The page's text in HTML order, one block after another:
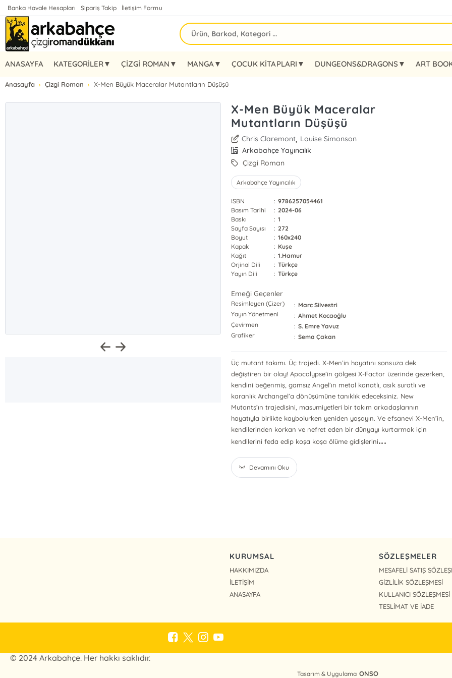
Banka Havale Hesapları Sipariş Takip İletişim Formu
ANASAYFA KATEGORİLER▼ ÇİZGİ ROMAN▼ MANGA▼ ÇOCUK KİTAPLARI▼ DUNGEONS&DRAGONS▼ ART
Anasayfa Çizgi Roman X-Men Büyük Maceralar Mutantların Düşüşü
X-Men Büyük Maceralar
Mutantların Düşüşü
Chris Claremont, Louise Simonson
Arkabahçe Yayıncılık
Çizgi Roman
Arkabahçe Yayıncılık
ISBN : 9786257054461
Basım Tarihi
: 2024-06
Baskı
: 1
Sayfa Sayısı
: 272
Boyut
: 160x240
Kapak
: Kuşe
Kağıt
: 1.Hamur
Orjinal Dili
: Türkçe
Yayın Dili
: Türkçe
Emeği Geçenler
Resimleyen (Çizer) : Marc Silvestri
Yayın Yönetmeni
: Ahmet Kocaoğlu
Çevirmen
: S. Emre Yavuz
Grafiker
: Sema Çakan
Üç mutant takımı. Üç trajedi. X-Men’in hayatını sonsuza dek
değiştiren bir olay! Apocalypse’in gölgesi X-Factor üzerinde gezerken,
kendini beğenmiş, gamsız Angel’ın metal kanatlı, asık suratlı ve
karanlık Archangel’a dönüşümüne tanıklık edeceksiniz. New
Mutants’ın trajedisini, masumiyetleri bir takım arkadaşlarının
hayatıyla birlikte kaybolurken yeniden yaşayın. Ve efsanevi X-Men’in,
kendilerinden korkan ve nefret eden bir dünyayı kurtarmak için
kendilerini feda edip koşa koşa ölüme gidişlerini...
Devamını Oku
KURUMSAL
HAKKIMIZDA
İLETİŞİM
ANASAYFA
SÖZLEŞMELER
MESAFELİ SATIŞ
GİZLİLİK SÖZLEŞMESİ
KULLANICI SÖZLEŞMESİ
TESLİMAT VE İADE
© 2024 Arkabahçe. Her hakkı saklıdır.
Tasarım & Uygulama ONSO